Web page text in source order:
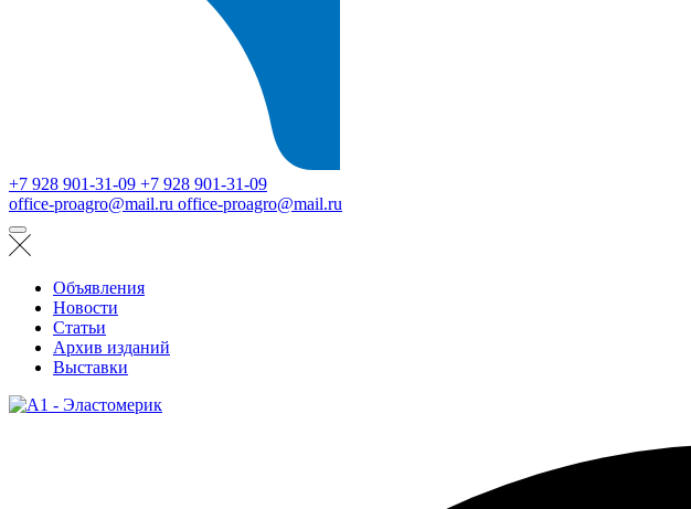
+7 928 901-31-09 +7 928 901-31-09
office-proagro@mail.ru office-proagro@mail.ru
Объявления
Новости
Статьи
Архив изданий
Выставки